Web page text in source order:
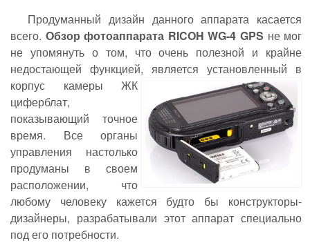
Продуманный дизайн данного аппарата касается
всего. Обзор фотоаппарата RICOHWG-4 GPS не мог
не упомянуть о том, что очень полезной и крайне
недостающей функцией, является установленный в
корпус камеры ЖК
циферблат,
показывающий точное
время. Все органы
управления настолько
продуманы в своем
расположении, что
любому человеку кажется будто бы конструкторы-
дизайнеры, разрабатывали этот аппарат специально
под его потребности.